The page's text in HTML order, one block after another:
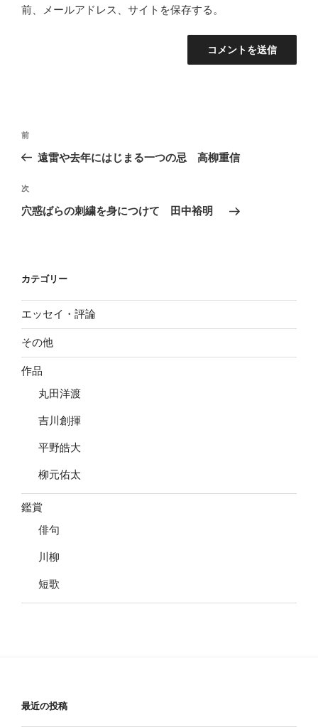
前、メールアドレス、サイトを保存する。
投
ナ
ビ
ゲ
ン
前
の
稿
前
遠雷や去年にはじまる一つの忌 高柳重信
次
の
次
穴惑ばらの刺繍を身につけて 田中裕明
カテゴリー
エッセイ・評論
その他
作品
丸田洋渡
吉川創揮
平野皓大
柳元佑太
鑑賞
俳句
川柳
短歌
最近の投稿